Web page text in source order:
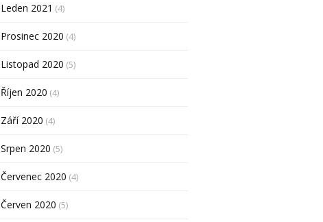
Leden 2021 (4)
Prosinec 2020 (4)
Listopad 2020 (5)
Říjen 2020 (4)
Září 2020 (4)
Srpen 2020 (5)
Červenec 2020 (4)
Červen 2020 (5)